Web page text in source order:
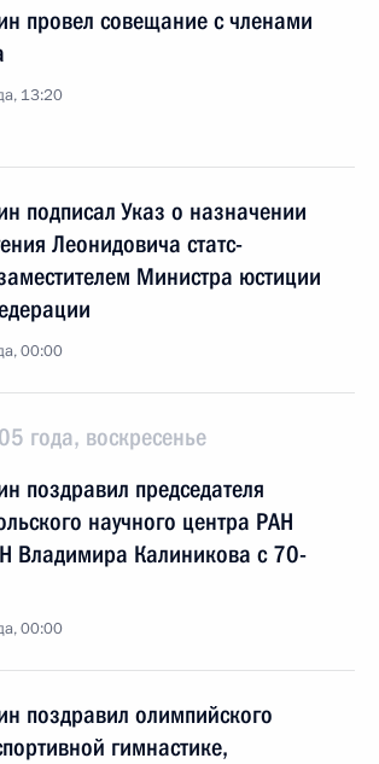
провел совещание с членами
13:20
подписал Указ о назначении
Леонидовича статс-
Министра юстиции
00:00
года, воскресенье
поздравил председателя
научного центра РАН
Владимира Калиникова с 70-
00:00
поздравил олимпийского
гимнастике,